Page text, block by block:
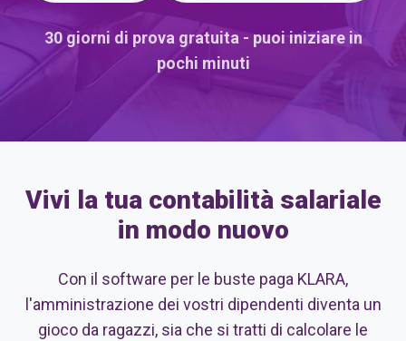
30 giorni di prova gratuita - puoi iniziare in
pochi minuti
Vivi la tua contabilità salariale
in modo nuovo
Con il software per le buste paga KLARA,
l'amministrazione dei vostri dipendenti diventa un
gioco da ragazzi, sia che si tratti di calcolare le